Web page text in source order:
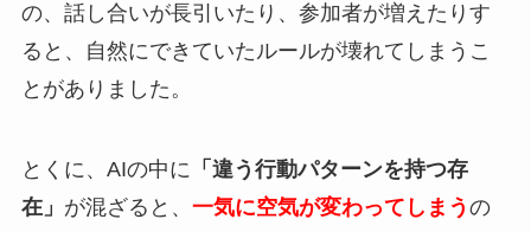
の、話し合いが長引いたり、参加者が増えたりす
ると、自然にできていたルールが壊れてしまうこ
とがありました。
とくに、AIの中に 「違う行動パターンを持つ存
在」 が混ざると、 一気に空気が変わってしまう の